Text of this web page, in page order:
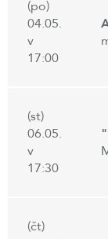
(po)
04.05.
v
17:00
(st)
06.05.
v
17:30
(čt)